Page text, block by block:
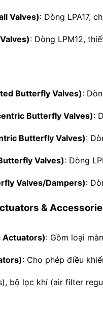
Valves): Dòng LPA17,
: Dòng LPM12,
Butterfly Valves):
Butterfly Valves):
Butterfly Valves):
Valves): Dòng
Valves/Dampers):
&
Actuators): Gồm loại
: Cho phép điều
bộ lọc khí (air filter